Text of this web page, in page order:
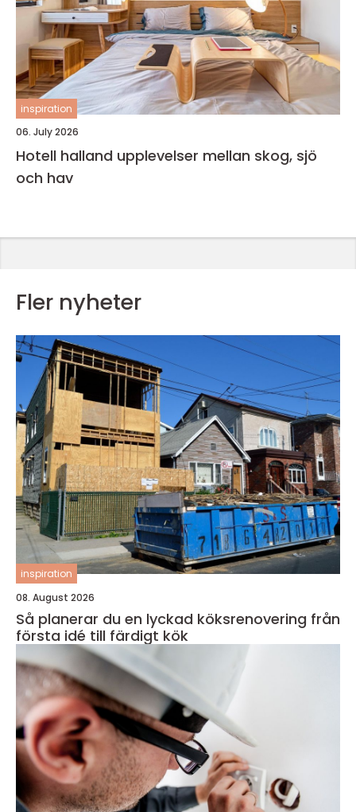
inspiration
06. July 2026
Hotell halland upplevelser mellan skog, sjö
och hav
Fler nyheter
inspiration
08. August 2026
Så planerar du en lyckad köksrenovering från
första idé till färdigt kök